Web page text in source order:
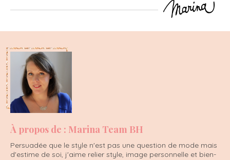
À propos de : Marina Team BH
Persuadée que le style n'est pas une question de mode mais
d'estime de soi, j'aime relier style, image personnelle et bien-